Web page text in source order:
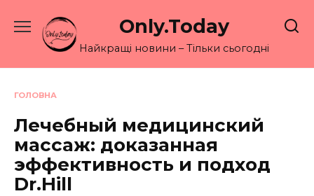
до
Only.Today
Найкращі новини – Тільки сьогодні
ГОЛОВНА
Лечебный медицинский
массаж: доказанная
эффективность и подход
Dr.Hill